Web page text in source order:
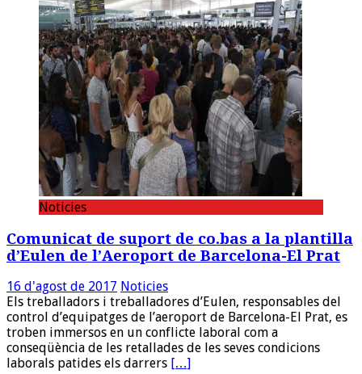
Noticies
Comunicat de suport de co.bas a la plantilla
d’Eulen de l’Aeroport de Barcelona-El Prat
16 d'agost de 2017 Noticies
Els treballadors i treballadores d’Eulen, responsables del
control d’equipatges de l’aeroport de Barcelona-El Prat, es
troben immersos en un conflicte laboral com a
conseqüència de les retallades de les seves condicions
laborals patides els darrers […]